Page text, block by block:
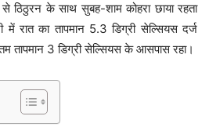
से ठिठुरन के साथ सुबह-शाम कोहरा छाया रहता
में रात का तापमान 5.3 डिग्री सेल्सियस दर्ज
तापमान 3 डिग्री सेल्सियस के आसपास रहा।